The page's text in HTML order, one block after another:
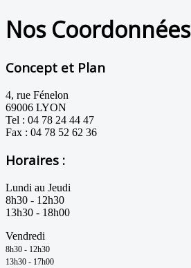
Nos Coordonnées
Concept et Plan
4, rue Fénelon
69006 LYON
Tel : 04 78 24 44 47
Fax : 04 78 52 62 36
Horaires :
Lundi au Jeudi
8h30 - 12h30
13h30 - 18h00
Vendredi
8h30 - 12h30
13h30 - 17h00